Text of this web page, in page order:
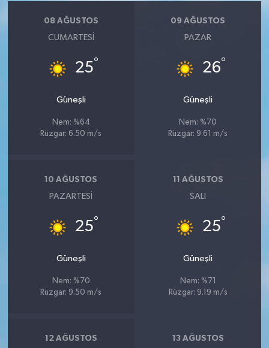
08 AĞUSTOS
CUMARTESI
25°
Güneşli
Nem: %64
Rüzgar: 6.50 m/s
09 AĞUSTOS
PAZAR
26°
Güneşli
Nem: %70
Rüzgar: 9.61 m/s
10 AĞUSTOS
PAZARTESI
25°
Güneşli
Nem: %70
Rüzgar: 9.50 m/s
11 AĞUSTOS
SALI
25°
Güneşli
Nem: %71
Rüzgar: 9.19 m/s
12 AĞUSTOS 13 AĞUSTOS